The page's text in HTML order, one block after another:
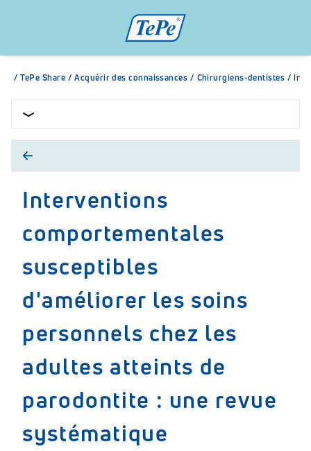
/ TePe Share / Acquérir des connaissances / Chirurgiens-dentistes /
Interventions
comportementales
susceptibles
d'améliorer les soins
personnels chez les
adultes atteints de
parodontite : une revue
systématique